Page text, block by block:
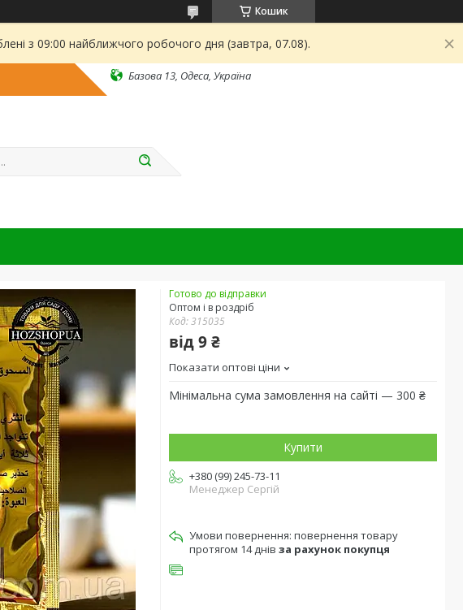
Кошик
з 09:00 найближчого робочого дня (завтра, 07.08).
Базова 13, Одеса, Україна
Готово до відправки
Оптом і в роздріб
Код:315035
від9 ₴
Показати оптові ціни
Мінімальна сума замовлення на сайті — 300 ₴
Купити
+380 (99) 245-73-11
Менеджер Сергій
повернення товару
протягом 14 днів за рахунок покупця